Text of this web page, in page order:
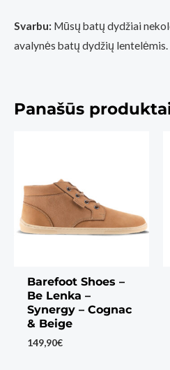
Svarbu: Mūsų batų dydžiai
avalynės batų dydžių lentelėmis.
Panašūs
Barefoot Shoes –
Be Lenka –
Synergy – Cognac
& Beige
149,90€